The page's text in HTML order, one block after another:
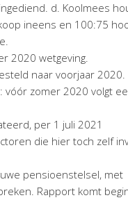
d. Koolmees
ineens en 100:75
2020 wetgeving.
naar voorjaar 2020.
vóór zomer 2020 volgt
per 1 juli 2021
die hier toch zelf
pensioenstelsel, met
Rapport komt